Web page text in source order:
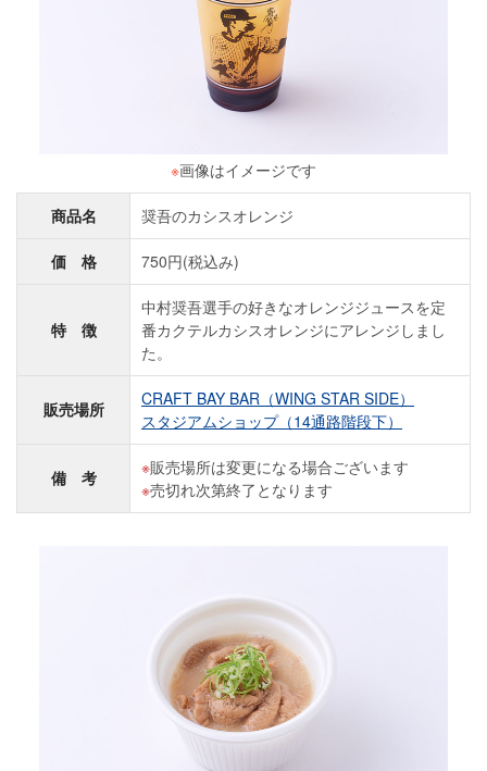
※画像はイメージです
商品名 奨吾のカシスオレンジ
価 格 750円(税込み)
特 徴
中村奨吾選手の好きなオレンジジュースを定
番カクテルカシスオレンジにアレンジしまし
た。
販売場所
CRAFT BAY BAR（WING STAR SIDE）
スタジアムショップ（14通路階段下）
備 考
販売場所は変更になる場合ございます
売切れ次第終了となります